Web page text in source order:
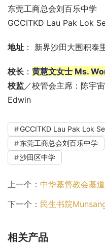
东莞工商总会刘百乐中学
GCCITKD Lau Pak Lok
地址 ： 新界沙田大围积泰
校长 ： 黄慧文女士 Ms.
校监 ／校管会主席：陈宇
Edwin
GCCITKD Lau Pak Lok
东莞工商总会刘百乐中学
沙田区中学
上一个： 中华基督教会基道中学
下一个： 民生书院
相关产品